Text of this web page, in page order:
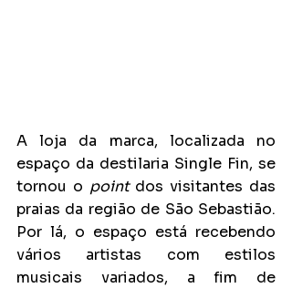
A loja da marca, localizada no
espaço da destilaria Single Fin, se
tornou o point dos visitantes das
praias da região de São Sebastião.
Por lá, o espaço está recebendo
vários artistas com estilos
musicais variados, a fim de